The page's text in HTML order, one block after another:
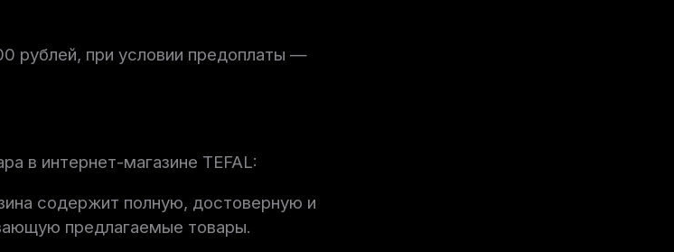
рублей, при условии предоплаты —
в интернет-магазине TEFAL:
содержит полную, достоверную и
предлагаемые товары.